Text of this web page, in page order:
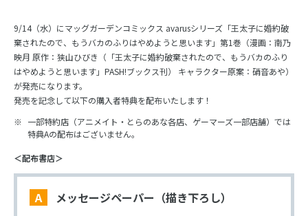
9/14（水）にマッグガーデンコミックス avarusシリーズ「王太子に婚約破
棄されたので、もうバカのふりはやめようと思います」第1巻（漫画：南乃
映月 原作：狭山ひびき（「王太子に婚約破棄されたので、もうバカのふり
はやめようと思います」PASH!ブックス刊） キャラクター原案：硝音あや）
が発売になります。
発売を記念して以下の購入者特典を配布いたします！
一部特約店（アニメイト・とらのあな各店、ゲーマーズ一部店舗）では
特典Aの配布はございません。
＜配布書店＞
A メッセージペーパー（描き下ろし）